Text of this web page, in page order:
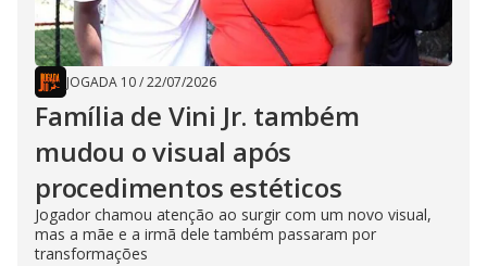
JOGADA 10/22/07/2026
Família de Vini Jr. também
mudou o visual após
procedimentos estéticos
Jogador chamou atenção ao surgir com um novo visual,
mas a mãe e a irmã dele também passaram por
transformações